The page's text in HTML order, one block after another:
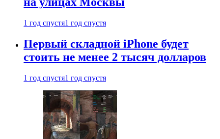
1 год спустя1 год спустя
Первый складной iPhone будет
стоить не менее 2 тысяч долларов
1 год спустя1 год спустя